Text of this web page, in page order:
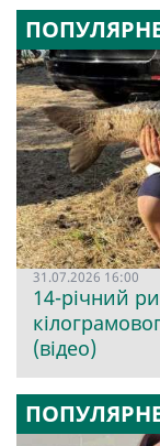
31.07.2026 16:00
14-річний
(відео)